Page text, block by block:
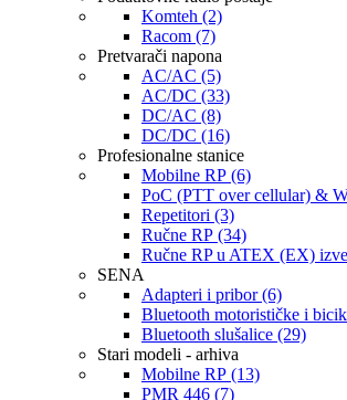
Komteh (2)
Racom (7)
Pretvarači napona
AC/AC (5)
AC/DC (33)
DC/AC (8)
DC/DC (16)
Profesionalne stanice
Mobilne RP (6)
PoC (PTT over cellular) &
Repetitori (3)
Ručne RP (34)
Ručne RP u ATEX (EX)
SENA
Adapteri i pribor (6)
Bluetooth motorističke i
Bluetooth slušalice (29)
Stari modeli - arhiva
Mobilne RP (13)
PMR 446 (7)